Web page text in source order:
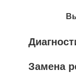
Замена